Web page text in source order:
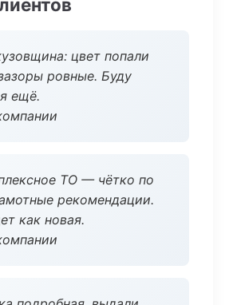
цвет попали
ровные. Буду
ещё.
ТО — чётко по
рекомендации.
как новая.